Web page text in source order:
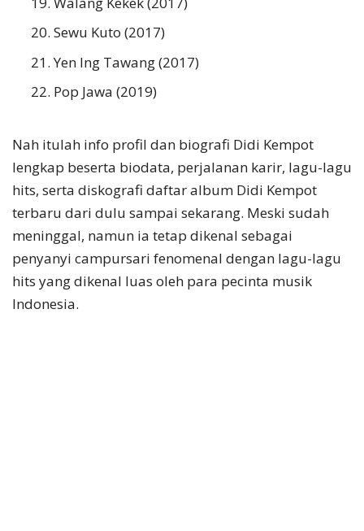
Sewu Kuto (2017)
Yen Ing Tawang (2017)
Pop Jawa (2019)
Nah itulah info profil dan biografi Didi Kempot
lengkap beserta biodata, perjalanan karir, lagu-lagu
hits, serta diskografi daftar album Didi Kempot
terbaru dari dulu sampai sekarang. Meski sudah
meninggal, namun ia tetap dikenal sebagai
penyanyi campursari fenomenal dengan lagu-lagu
hits yang dikenal luas oleh para pecinta musik
Indonesia.